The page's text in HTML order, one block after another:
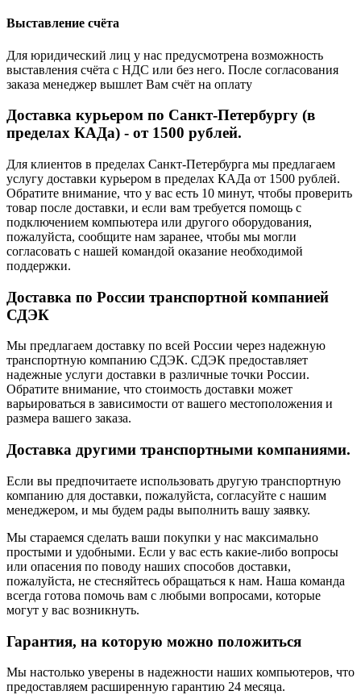
Выставление счёта
Для юридический лиц у нас предусмотрена возможность
выставления счёта с НДС или без него. После согласования
заказа менеджер вышлет Вам счёт на оплату
Доставка курьером по Санкт-Петербургу (в
пределах КАДа) - от 1500 рублей.
Для клиентов в пределах Санкт-Петербурга мы предлагаем
услугу доставки курьером в пределах КАДа от 1500 рублей.
Обратите внимание, что у вас есть 10 минут, чтобы проверить
товар после доставки, и если вам требуется помощь с
подключением компьютера или другого оборудования,
пожалуйста, сообщите нам заранее, чтобы мы могли
согласовать с нашей командой оказание необходимой
поддержки.
Доставка по России транспортной компанией
СДЭК
Мы предлагаем доставку по всей России через надежную
транспортную компанию СДЭК. СДЭК предоставляет
надежные услуги доставки в различные точки России.
Обратите внимание, что стоимость доставки может
варьироваться в зависимости от вашего местоположения и
размера вашего заказа.
Доставка другими транспортными компаниями.
Если вы предпочитаете использовать другую транспортную
компанию для доставки, пожалуйста, согласуйте с нашим
менеджером, и мы будем рады выполнить вашу заявку.
Мы стараемся сделать ваши покупки у нас максимально
простыми и удобными. Если у вас есть какие-либо вопросы
или опасения по поводу наших способов доставки,
пожалуйста, не стесняйтесь обращаться к нам. Наша команда
всегда готова помочь вам с любыми вопросами, которые
могут у вас возникнуть.
Гарантия, на которую можно положиться
Мы настолько уверены в надежности наших компьютеров, что
предоставляем расширенную гарантию 24 месяца.